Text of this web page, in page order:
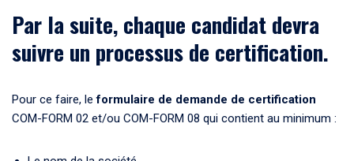
Par la suite, chaque candidat devra
suivre un processus de certification.
Pour ce faire, leformulaire de demande de certification
COM-FORM 02 et/ou COM-FORM 08 qui contient au minimum :